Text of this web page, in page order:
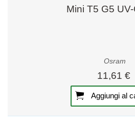
Mini T5 G5
Osram
11,61 €
Aggiungi al